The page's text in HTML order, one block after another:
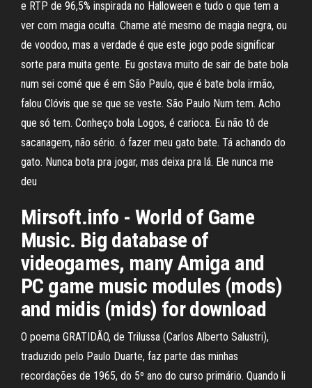
e RTP de 96,5% inspirada no Halloween e tudo o que tem a
ver com magia oculta. Chame até mesmo de magia negra, ou
de voodoo, mas a verdade é que este jogo pode significar
sorte para muita gente. Eu gostava muito de sair de bate bola
num sei comé que é em São Paulo, que é bate bola irmão,
falou Clóvis que se que se veste. São Paulo Num tem. Acho
que só tem. Conheço bola Logos, é carioca. Eu não tô de
sacanagem, não sério. ó fazer meu gato bate. Tá achando do
gato. Nunca bota pra jogar, mas deixa pra lá. Ele nunca me
deu
Mirsoft.info - World of Game
Music. Big database of
videogames, many Amiga and
PC game music modules (mods)
and midis (mids) for download
O poema GRATIDÃO, de Trilussa (Carlos Alberto Salustri),
traduzido pelo Paulo Duarte, faz parte das minhas
recordações de 1965, do 5º ano do curso primário. Quando li